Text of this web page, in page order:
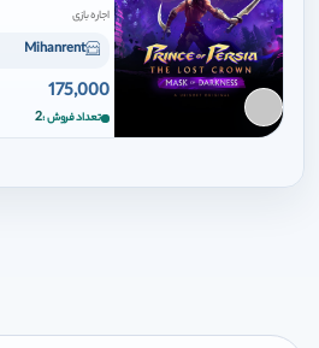
برای افزودن وارد شوید
اجاره بازی
Mihanrent
175,000
تعداد فروش 2